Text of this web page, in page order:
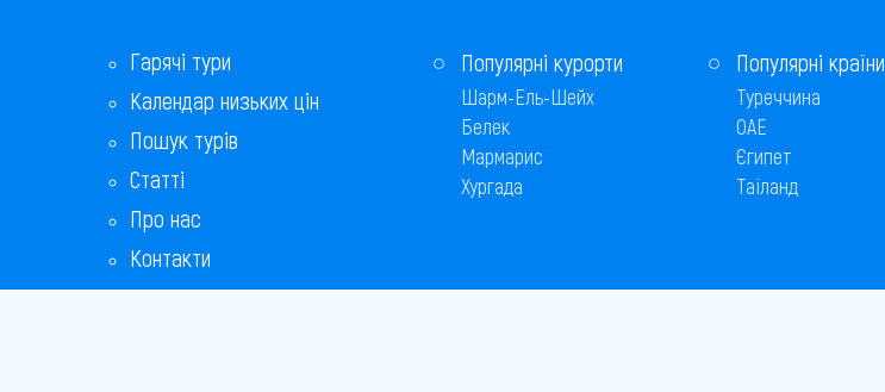
Гарячі тури
Календар низьких цін
Пошук турів
Статті
Про нас
Контакти
Бонусна програма
Популярні курорти
Шарм-Ель-Шейх
Белек
Мармарис
Хургада
Популярні країни
Туреччина
ОАЕ
Єгипет
Таїланд